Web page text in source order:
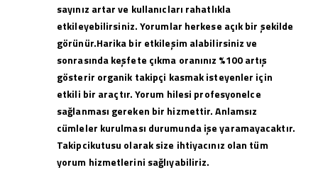
sayınız artar ve kullanıcları rahatlıkla
etkileyebilirsiniz. Yorumlar herkese açık bir şekilde
görünür.Harika bir etkileşim alabilirsiniz ve
sonrasında keşfete çıkma oranınız %100 artış
gösterir organik takipçi kasmak isteyenler için
etkili bir araçtır. Yorum hilesi profesyonelce
sağlanması gereken bir hizmettir. Anlamsız
cümleler kurulması durumunda işe yaramayacaktır.
Takipcikutusu olarak size ihtiyacınız olan tüm
yorum hizmetlerini sağlıyabiliriz.